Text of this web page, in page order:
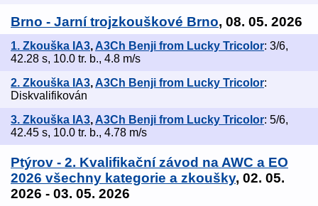
Brno - Jarní trojzkouškové Brno, 08. 05. 2026
1. Zkouška IA3, A3Ch Benji from Lucky Tricolor: 3/6,
42.28 s, 10.0 tr. b., 4.8 m/s
2. Zkouška IA3,A3Ch Benji from Lucky Tricolor:
Diskvalifikován
3. Zkouška IA3, A3Ch Benji from Lucky Tricolor: 5/6,
42.45 s, 10.0 tr. b., 4.78 m/s
Ptýrov - 2. Kvalifikační závod na AWC a EO
2026 všechny kategorie a zkoušky, 02. 05.
2026 - 03. 05. 2026